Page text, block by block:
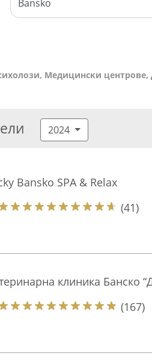
Медицински
2024
Bansko SPA & Relax
(41)
клиника Банско
(167)